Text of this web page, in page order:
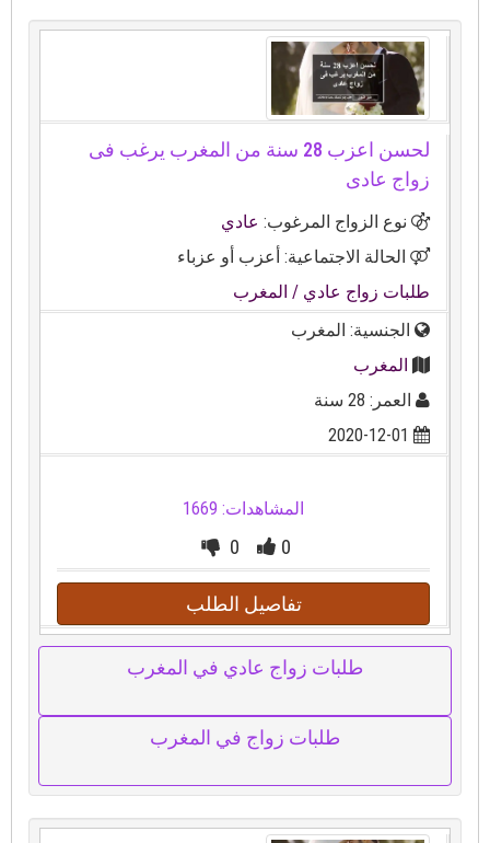
لحسن اعزب 28 سنة من المغرب يرغب فى
زواج عادى
نوع الزواج المرغوب:عادي
الحالة الاجتماعية: أعزب أو عزباء
طلبات زواج عادي/ المغرب
الجنسية: المغرب
المغرب
العمر: 28 سنة
2020-12-01
المشاهدات: 1669
0
0
تفاصيل الطلب
طلبات زواج عادي في المغرب
طلبات زواج في المغرب